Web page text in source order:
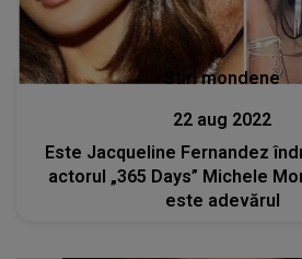
Stiri mondene
22 aug 2022
Este Jacqueline Fernandez
actorul „365 Days” Michele
este adevărul